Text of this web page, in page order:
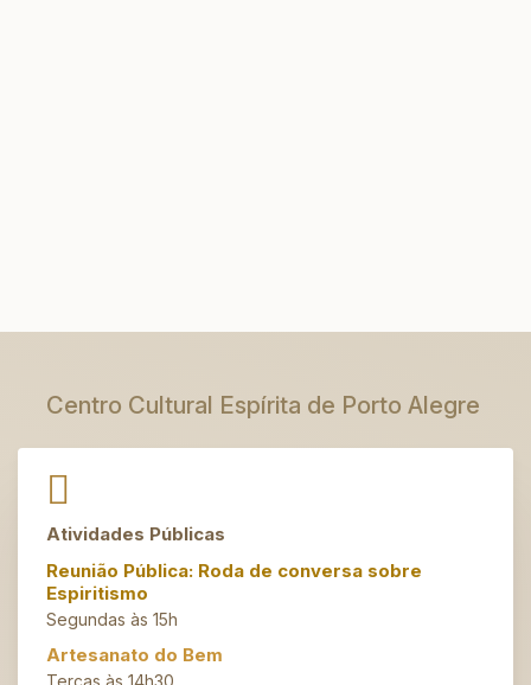
Centro Cultural Espírita de Porto Alegre
Atividades Públicas
Reunião Pública: Roda de conversa sobre
Espiritismo
Segundas às 15h
Artesanato do Bem
Terças às 14h30